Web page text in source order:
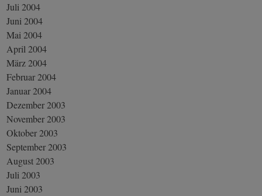
Juli 2004
Juni 2004
Mai 2004
April 2004
März 2004
Februar 2004
Januar 2004
Dezember 2003
November 2003
Oktober 2003
September 2003
August 2003
Juli 2003
Juni 2003